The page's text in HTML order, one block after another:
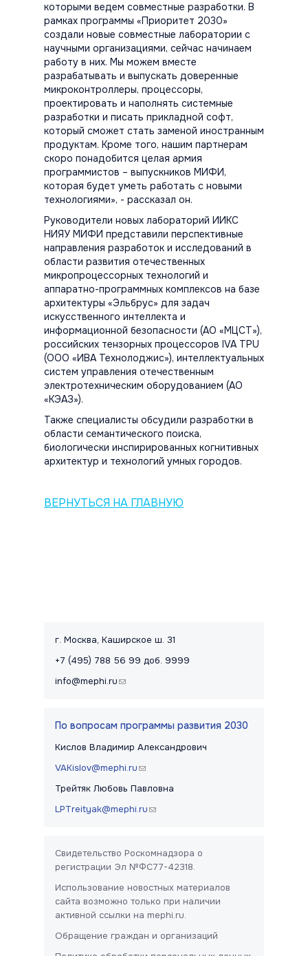
которыми ведем совместные разработки. В
рамках программы «Приоритет 2030»
создали новые совместные лаборатории с
научными организациями, сейчас начинаем
работу в них. Мы можем вместе
разрабатывать и выпускать доверенные
микроконтроллеры, процессоры,
проектировать и наполнять системные
разработки и писать прикладной софт,
который сможет стать заменой иностранным
продуктам. Кроме того, нашим партнерам
скоро понадобится целая армия
программистов – выпускников МИФИ,
которая будет уметь работать с новыми
технологиями», - рассказал он.
Руководители новых лабораторий ИИКС
НИЯУ МИФИ представили перспективные
направления разработок и исследований в
области развития отечественных
микропроцессорных технологий и
аппаратно-программных комплексов на базе
архитектуры «Эльбрус» для задач
искусственного интеллекта и
информационной безопасности (АО «МЦСТ»),
российских тензорных процессоров IVA TPU
(ООО «ИВА Технолоджис»), интеллектуальных
систем управления отечественным
электротехническим оборудованием (АО
«КЭАЗ»).
Также специалисты обсудили разработки в
области семантического поиска,
биологически инспирированных когнитивных
архитектур и технологий умных городов.
ВЕРНУТЬСЯ НА ГЛАВНУЮ
Контакты и правовая
г. Москва, Каширское ш. 31
+7 (495) 788 56 99 доб. 9999
info@mephi.ru(link sends e-mail)
По вопросам программы развития 2030
Кислов Владимир Александрович
VAKislov@mephi.ru(link sends e-mail)
Трейтяк Любовь Павловна
LPTreityak@mephi.ru(link sends e-mail)
Свидетельство Роскомнадзора о
регистрации Эл №ФС77-42318.
Использование новостных материалов
сайта возможно только при наличии
активной ссылки на mephi.ru.
Обращение граждан и организаций